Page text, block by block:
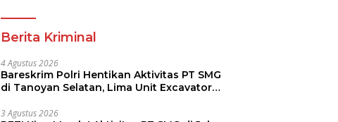
Berita Kriminal
4 Agustus 2026
Bareskrim Polri Hentikan Aktivitas PT SMG
di Tanoyan Selatan, Lima Unit Excavator
3 Agustus 2026